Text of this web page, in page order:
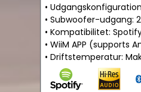
•
• Subwoofer-udgang:
• Kompatibilitet:
• WiiM APP (supports
• Driftstemperatur: